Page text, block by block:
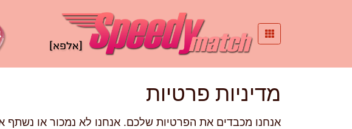
מדיניות פרטיות
אנחנו מכבדים את הפרטיות שלכם. אנחנו לא נמכור או